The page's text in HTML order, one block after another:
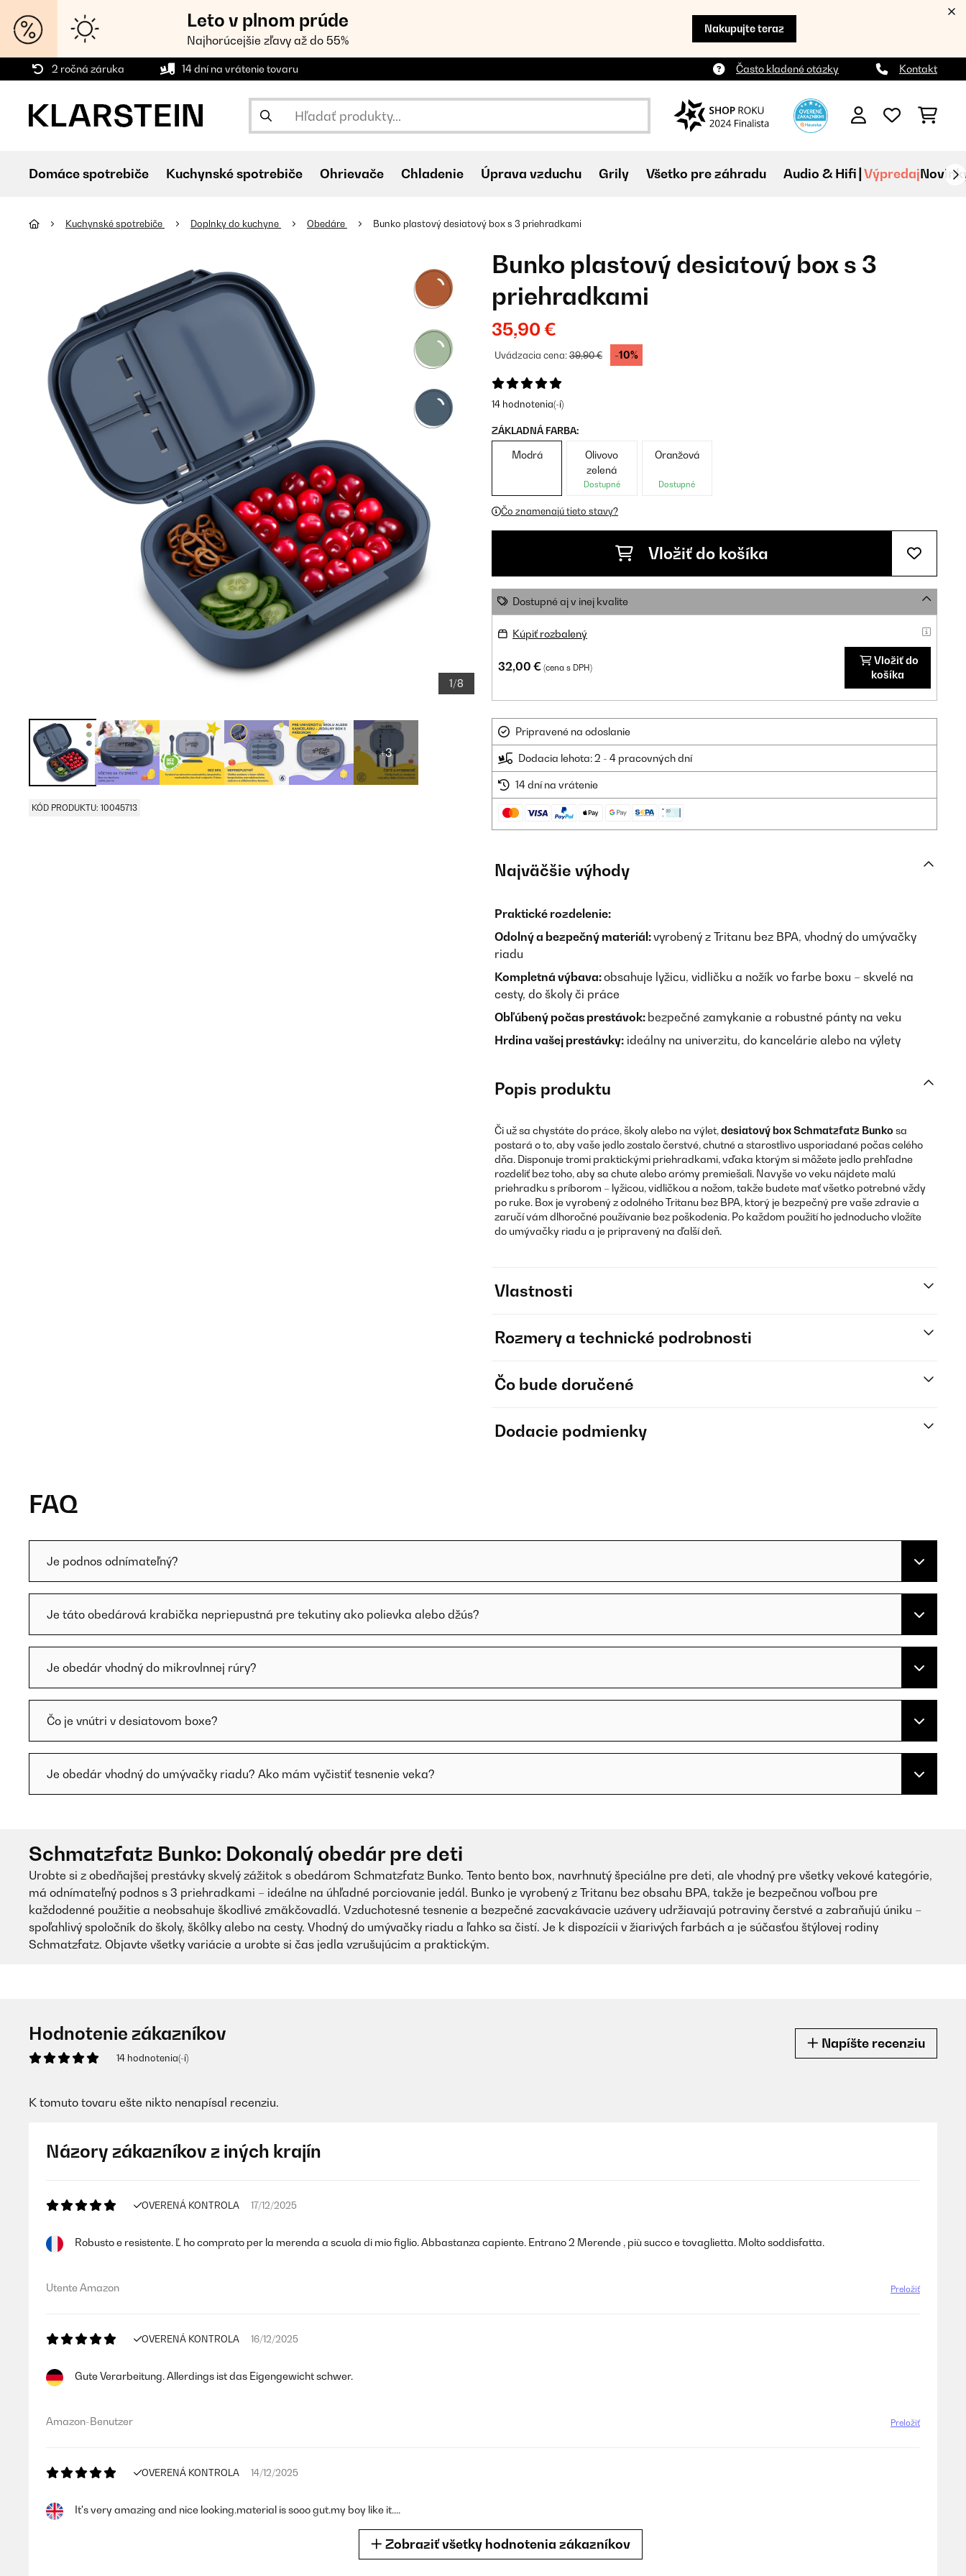
Leto v plnom prúde
Najhorúcejšie zľavy až do 55%
Nakupujte teraz
2 ročná záruka 14 dní na vrátenie tovaru Často kladené otázky Kontakt
Domáce spotrebiče Kuchynské spotrebiče Ohrievače Chladenie Úprava vzduchu Grily Všetko pre záhradu Audio & Hifi Výpredaj
Kuchynské spotrebiče Doplnky do kuchyne Obedáre Bunko plastový desiatový box s 3 priehradkami
1/8
+3
KÓD PRODUKTU: 10045713
Bunko plastový desiatový box s 3
priehradkami
35,90 €
Uvádzacia cena:39,90 € -10%
14 hodnotenia(-í)
ZÁKLADNÁ FARBA:
Modrá
Olivovo
zelená
Dostupné
Oranžová
Dostupné
Čo znamenajú tieto stavy?
Vložiť do košíka
Dostupné aj v inej kvalite
Kúpiť rozbalený
32,00 € (cena s DPH)
Vložiť do
košíka
Pripravené na odoslanie
Dodacia lehota: 2 - 4 pracovných dní
14 dní na vrátenie
Najväčšie výhody
Praktické rozdelenie:
Odolný a bezpečný materiál:vyrobený z Tritanu bez BPA, vhodný do umývačky
riadu
Kompletná výbava:obsahuje lyžicu, vidličku a nožík vo farbe boxu – skvelé na
cesty, do školy či práce
Obľúbený počas prestávok: bezpečné zamykanie a robustné pánty na veku
Hrdina vašej prestávky: ideálny na univerzitu, do kancelárie alebo na výlety
Popis produktu
Či už sa chystáte do práce, školy alebo na výlet,desiatový box Schmatzfatz Bunko sa
postará o to, aby vaše jedlo zostalo čerstvé, chutné a starostlivo usporiadané počas celého
dňa. Disponuje tromi praktickými priehradkami, vďaka ktorým si môžete jedlo prehľadne
rozdeliť bez toho, aby sa chute alebo arómy premiešali. Navyše vo veku nájdete malú
priehradku s príborom – lyžicou, vidličkou a nožom, takže budete mať všetko potrebné vždy
po ruke. Box je vyrobený z odolného Tritanu bez BPA, ktorý je bezpečný pre vaše zdravie a
zaručí vám dlhoročné používanie bez poškodenia. Po každom použití ho jednoducho vložíte
do umývačky riadu a je pripravený na ďalší deň.
Vlastnosti
Rozmery a technické podrobnosti
Čo bude doručené
Dodacie podmienky
FAQ
Je podnos odnímateľný?
Je táto obedárová krabička nepriepustná pre tekutiny ako polievka alebo džús?
Je obedár vhodný do mikrovlnnej rúry?
Čo je vnútri v desiatovom boxe?
Je obedár vhodný do umývačky riadu? Ako mám vyčistiť tesnenie veka?
Schmatzfatz Bunko: Dokonalý obedár pre deti
Urobte si z obedňajšej prestávky skvelý zážitok s obedárom Schmatzfatz Bunko. Tento bento box, navrhnutý špeciálne pre deti, ale vhodný pre všetky vekové kategórie,
má odnímateľný podnos s 3 priehradkami – ideálne na úhľadné porciovanie jedál. Bunko je vyrobený z Tritanu bez obsahu BPA, takže je bezpečnou voľbou pre
každodenné použitie a neobsahuje škodlivé zmäkčovadlá. Vzduchotesné tesnenie a bezpečné zacvakávacie uzávery udržiavajú potraviny čerstvé a zabraňujú úniku –
spoľahlivý spoločník do školy, škôlky alebo na cesty. Vhodný do umývačky riadu a ľahko sa čistí. Je k dispozícii v žiarivých farbách a je súčasťou štýlovej rodiny
Schmatzfatz. Objavte všetky variácie a urobte si čas jedla vzrušujúcim a praktickým.
Hodnotenie zákazníkov
14 hodnotenia(-í)
Napíšte recenziu
K tomuto tovaru ešte nikto nenapísal recenziu.
Názory zákazníkov z iných krajín
OVERENÁ KONTROLA 17/12/2025
Robusto e resistente. Ľ ho comprato per la merenda a scuola di mio figlio. Abbastanza capiente. Entrano 2 Merende , più succo e tovaglietta. Molto soddisfatta.
Utente Amazon Preložiť
OVERENÁ KONTROLA 16/12/2025
Gute Verarbeitung. Allerdings ist das Eigengewicht schwer.
Amazon-Benutzer Preložiť
OVERENÁ KONTROLA 14/12/2025
It's very amazing and nice looking.material is sooo gut.my boy like it....
Zobraziť všetky hodnotenia zákazníkov